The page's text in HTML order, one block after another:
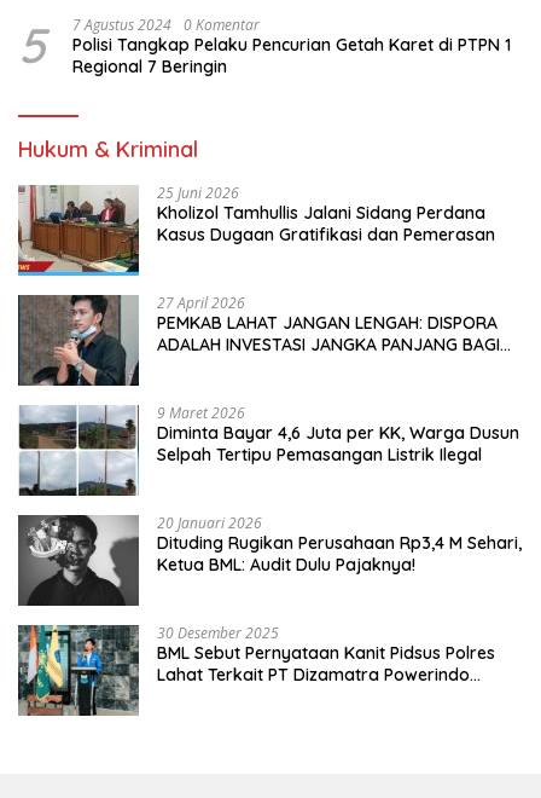
5 7 Agustus 2024 0 Komentar
Polisi Tangkap Pelaku Pencurian Getah Karet di PTPN 1
Regional 7 Beringin
Hukum & Kriminal
25 Juni 2026
Kholizol Tamhullis Jalani Sidang Perdana
Kasus Dugaan Gratifikasi dan Pemerasan
27 April 2026
PEMKAB LAHAT JANGAN LENGAH: DISPORA
ADALAH INVESTASI JANGKA PANJANG BAGI
9 Maret 2026
Diminta Bayar 4,6 Juta per KK, Warga Dusun
Selpah Tertipu Pemasangan Listrik Ilegal
20 Januari 2026
Dituding Rugikan Perusahaan Rp3,4 M Sehari,
Ketua BML: Audit Dulu Pajaknya!
30 Desember 2025
BML Sebut Pernyataan Kanit Pidsus Polres
Lahat Terkait PT Dizamatra Powerindo